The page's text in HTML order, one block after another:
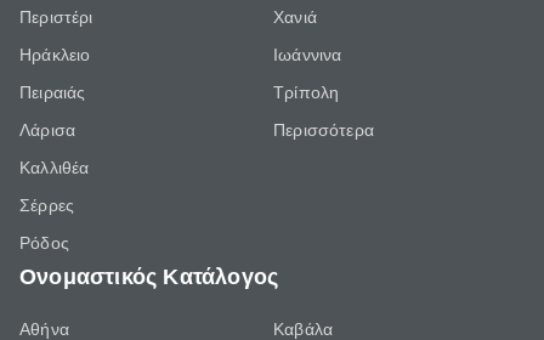
Περιστέρι
Ηράκλειο
Πειραιάς
Λάρισα
Καλλιθέα
Σέρρες
Ρόδος
Χανιά
Ιωάννινα
Τρίπολη
Περισσότερα
Ονομαστικός Κατάλογος
Αθήνα
Καβάλα